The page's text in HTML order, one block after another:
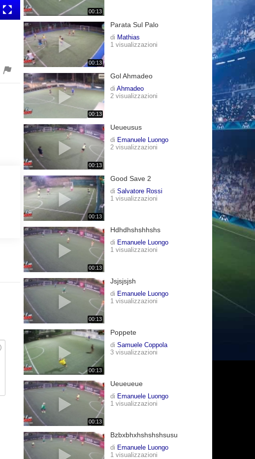
00:13
00:13
Parata Sul Palo
di Mathias
1 visualizzazioni
00:13
Gol Ahmadeo
di Ahmadeo
2 visualizzazioni
00:13
Ueueusus
di Emanuele Luongo
2 visualizzazioni
00:13
Good Save 2
di Salvatore Rossi
1 visualizzazioni
00:13
Hdhdhshshhshs
di Emanuele Luongo
1 visualizzazioni
00:13
Jsjsjsjsh
di Emanuele Luongo
1 visualizzazioni
00:13
Poppete
di Samuele Coppola
3 visualizzazioni
00:13
Ueueueue
di Emanuele Luongo
1 visualizzazioni
Bzbxbhxhshshshsusu
di Emanuele Luongo
1 visualizzazioni
